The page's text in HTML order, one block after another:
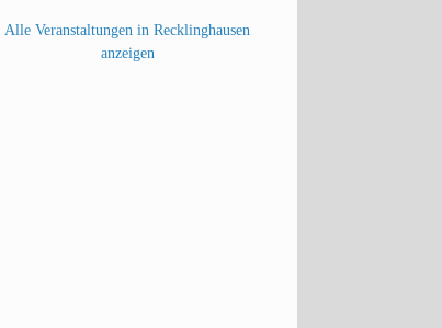
Alle Veranstaltungen in Recklinghausen
anzeigen